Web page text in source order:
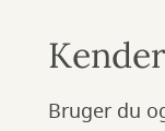
Bruger du